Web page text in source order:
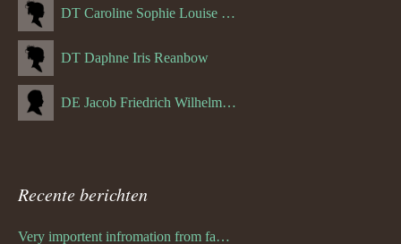
DT Caroline Sophie Louise Schreuder born Schwulst (13-05-1866)
DT Daphne Iris Reanbow
DE Jacob Friedrich Wilhelm Hurth
Recente berichten
Very importent infromation from family Schwulst